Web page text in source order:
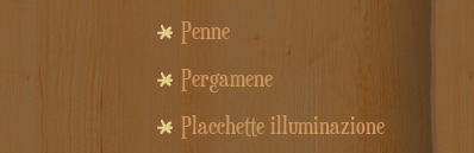
Penne
Pergamene
Placchette illuminazione